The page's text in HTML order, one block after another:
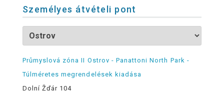
Személyes átvételi pont
Průmyslová zóna II Ostrov - Panattoni North Park -
Túlméretes megrendelések kiadása
Dolní Žďár 104